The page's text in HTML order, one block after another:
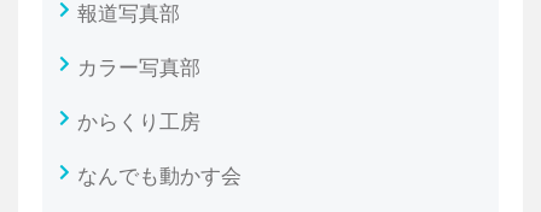
報道写真部
カラー写真部
からくり工房
なんでも動かす会